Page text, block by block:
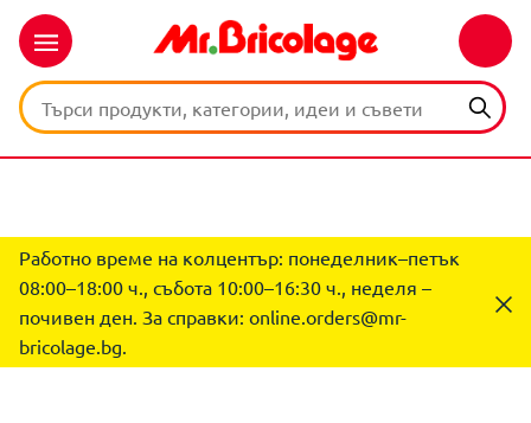
Работно време на колцентър: понеделник–петък
08:00–18:00 ч., събота 10:00–16:30 ч., неделя –
почивен ден. За справки: online.orders@mr-
bricolage.bg.